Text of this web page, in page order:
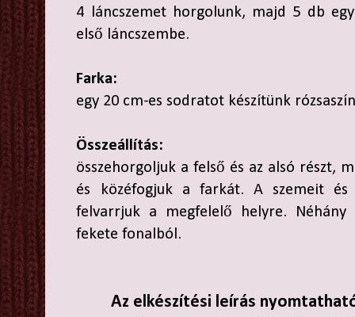
4 láncszemet horgolunk, majd 5 db
első láncszembe.
Farka:
egy 20 cm-es sodratot készítünk
Összeállítás:
összehorgoljuk a felső és az alsó részt,
és közéfogjuk a farkát. A szemeit
felvarrjuk a megfelelő helyre.
fekete fonalból.
Az elkészítési leírás